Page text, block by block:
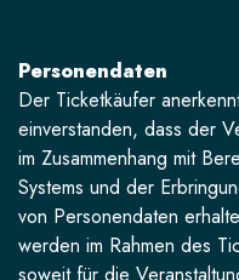
Personendaten
Der Ticketkäufer
einverstanden, dass der
im Zusammenhang mit
Systems und der
von Personendaten
werden im Rahmen des